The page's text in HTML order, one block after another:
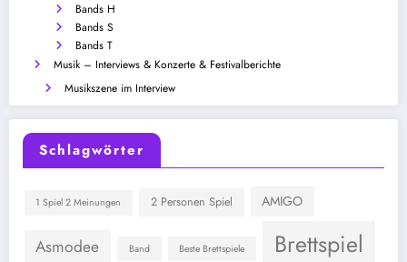
Bands H
Bands S
Bands T
Musik – Interviews & Konzerte & Festivalberichte
Musikszene im Interview
Schlagwörter
1 Spiel 2 Meinungen 2 Personen Spiel AMIGO
Asmodee Band Beste Brettspiele Brettspiel